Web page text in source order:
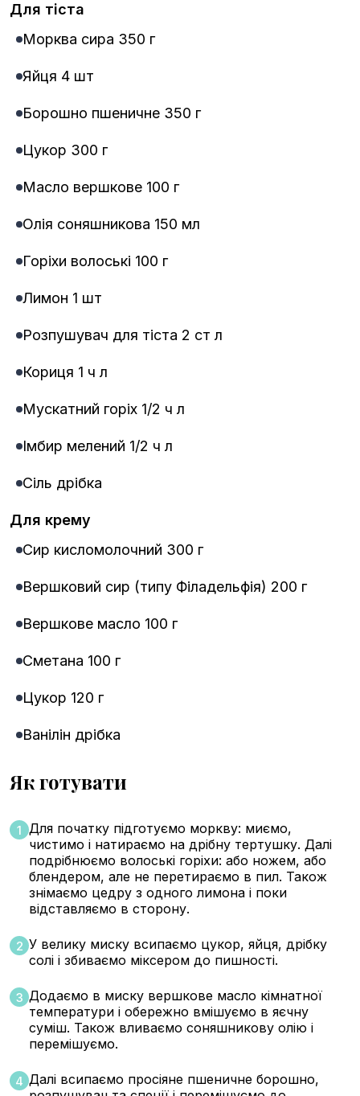
Для тіста
Морква сира 350 г
Яйця 4 шт
Борошно пшеничне 350 г
Цукор 300 г
Масло вершкове 100 г
Олія соняшникова 150 мл
Горіхи волоські 100 г
Лимон 1 шт
Розпушувач для тіста 2 ст л
Кориця 1 ч л
Мускатний горіх 1/2 ч л
Імбир мелений 1/2 ч л
Сіль дрібка
Для крему
Сир кисломолочний 300 г
Вершковий сир (типу Філадельфія) 200 г
Вершкове масло 100 г
Сметана 100 г
Цукор 120 г
Ванілін дрібка
Як готувати
1 Для початку підготуємо моркву: миємо,
чистимо і натираємо на дрібну тертушку. Далі
подрібнюємо волоські горіхи: або ножем, або
блендером, але не перетираємо в пил. Також
знімаємо цедру з одного лимона і поки
відставляємо в сторону.
2 У велику миску всипаємо цукор, яйця, дрібку
солі і збиваємо міксером до пишності.
3 Додаємо в миску вершкове масло кімнатної
температури і обережно вмішуємо в яєчну
суміш. Також вливаємо соняшникову олію і
перемішуємо.
4 Далі всипаємо просіяне пшеничне борошно,